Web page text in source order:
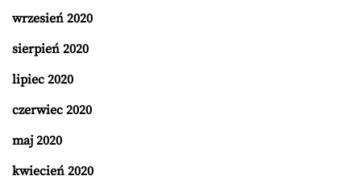
wrzesień 2020
sierpień 2020
lipiec 2020
czerwiec 2020
maj 2020
kwiecień 2020